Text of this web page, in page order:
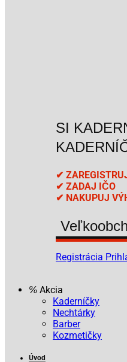
SI
✔
✔ ZADAJ IČO
✔ NAKUPUJ
Registrácia
Akcia
Kaderníčky
Nechtárky
Barber
Kozmetičky
Úvod